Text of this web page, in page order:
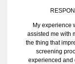
My experience
assisted me with
the thing that
screening
experienced and